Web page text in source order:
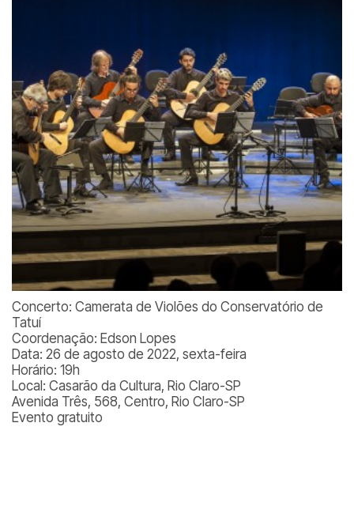
Concerto: Camerata de Violões do Conservatório de
Tatuí
Coordenação: Edson Lopes
Data: 26 de agosto de 2022, sexta-feira
Horário: 19h
Local: Casarão da Cultura, Rio Claro-SP
Avenida Três, 568, Centro, Rio Claro-SP
Evento gratuito